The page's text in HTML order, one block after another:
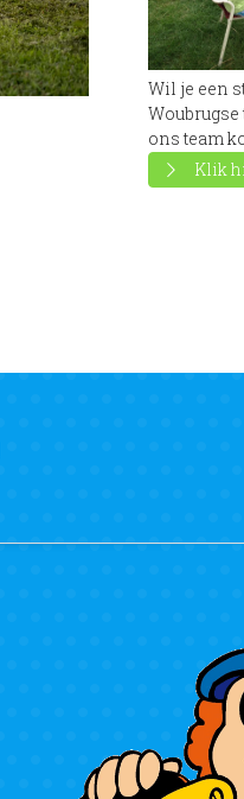
Wil je een
ons team
Klik